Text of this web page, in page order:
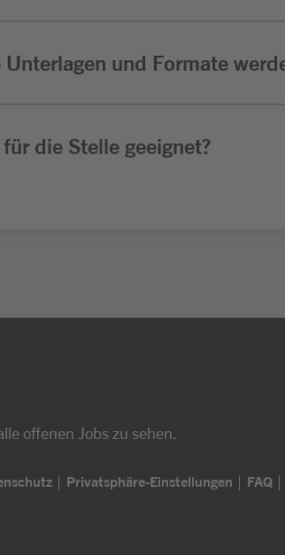
Unterlagen und Formate
die Stelle geeignet?
offenen Jobs zu sehen.
Privatsphäre-Einstellungen FAQ